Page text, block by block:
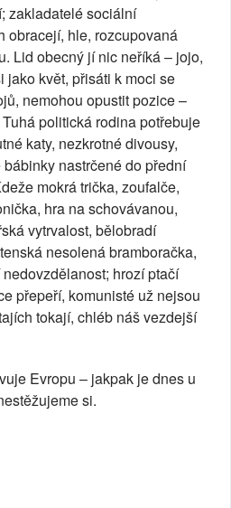
zakladatelé sociální
obracejí, hle, rozcupovaná
Lid obecný jí nic neříká – jojo,
květ, přisáti k moci se
nemohou opustit pozice –
politická rodina potřebuje
katy, nezkrotné divousy,
nastrčené do přední
mokrá trička, zoufalče,
hra na schovávanou,
vytrvalost, bělobradí
nesolená bramboračka,
hrozí ptačí
přepeří, komunisté už nejsou
tokají, chléb náš vezdejší
Evropu – jakpak je dnes u
si.